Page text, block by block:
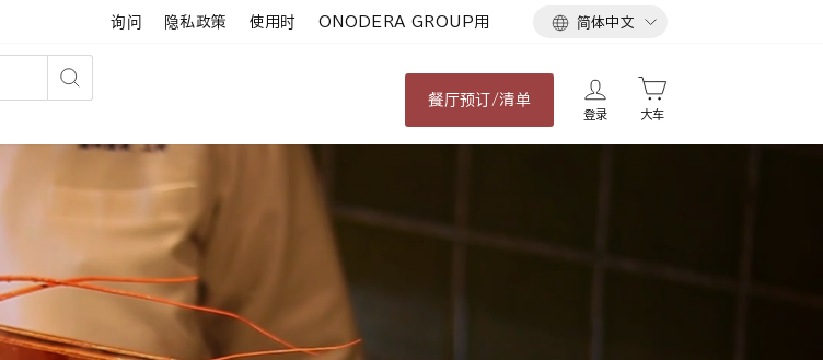
询问 隐私政策 使用时 ONODERA GROUP用
语
简体中文
搜
餐厅预订/清单
登录 大车